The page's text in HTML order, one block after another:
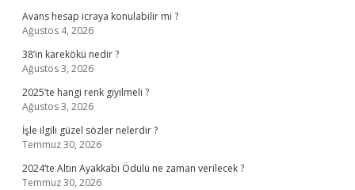
Avans hesap icraya konulabilir mi ?
Ağustos 4, 2026
38’in karekökü nedir ?
Ağustos 3, 2026
2025’te hangi renk giyilmeli ?
Ağustos 3, 2026
İşle ilgili güzel sözler nelerdir ?
Temmuz 30, 2026
2024’te Altın Ayakkabı Ödülü ne zaman verilecek ?
Temmuz 30, 2026